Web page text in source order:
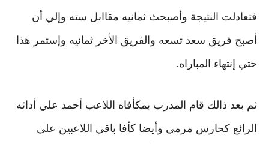
فتعادلت النتيجة وأصبحث ثمانيه مقاابل سته وإلي أن
أصبح فريق سعد تسعه والفريق الأخر ثمانيه وإستمر هذا
حتي إنتهاء المباراه.
ثم بعد ذالك قام المدرب بمكأفاه اللاعب أحمد علي أدائه
الرائع كحارس مرمي وأيضا كأفا باقي اللاعبين علي